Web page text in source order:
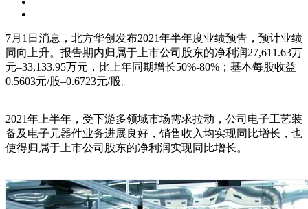
7月1日消息，北方华创发布2021年半年度业绩预告，预计业绩
同向上升。报告期内归属于上市公司股东的净利润27,611.63万
元–33,133.95万元，比上年同期增长50%-80%；基本每股收益
0.5603元/股–0.6723元/股。
2021年上半年，受下游多领域市场需求拉动，公司电子工艺装
备及电子元器件业务进展良好，销售收入均实现同比增长，也
使得归属于上市公司股东的净利润实现同比增长。